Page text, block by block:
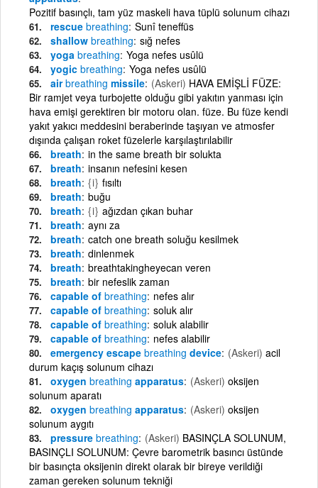
Pozitif basınçlı, tam yüz maskeli hava tüplü solunum cihazı
rescue breathing Sunî teneffüs
shallow breathing sığ nefes
yoga breathing Yoga nefes usûlü
yogic breathing Yoga nefes usûlü
airbreathing missile (Askeri) HAVA EMİŞLİ FÜZE:
Bir ramjet veya turbojette olduğu gibi yakıtın yanması için
hava emişi gerektiren bir motoru olan. füze. Bu füze kendi
yakıt yakıcı meddesini beraberinde taşıyan ve atmosfer
dışında çalışan roket füzelerle karşılaştırılabilir
breath in the same breath bir solukta
breath insanın nefesini kesen
breath {i} fısıltı
breath buğu
breath {i} ağızdan çıkan buhar
breath aynı za
breath catch one breath soluğu kesilmek
breath dinlenmek
breath breathtakingheyecan veren
breath bir nefeslik zaman
capable of breathing nefes alır
capable of breathing soluk alır
capable of breathing soluk alabilir
capable of breathing nefes alabilir
emergency escape breathing device (Askeri) acil
durum kaçış solunum cihazı
oxygen breathing apparatus (Askeri) oksijen
solunum aparatı
oxygen breathing apparatus (Askeri) oksijen
solunum aygıtı
pressure breathing (Askeri) BASINÇLA SOLUNUM,
BASINÇLI SOLUNUM: Çevre barometrik basıncı üstünde
bir basınçta oksijenin direkt olarak bir bireye verildiği
zaman gereken solunum tekniği